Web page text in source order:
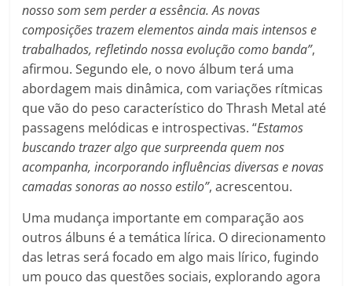
nosso som sem perder a essência. As novas
composições trazem elementos ainda mais intensos e
trabalhados, refletindo nossa evolução como banda”,
afirmou. Segundo ele, o novo álbum terá uma
abordagem mais dinâmica, com variações rítmicas
que vão do peso característico do Thrash Metal até
passagens melódicas e introspectivas. “Estamos
buscando trazer algo que surpreenda quem nos
acompanha, incorporando influências diversas e novas
camadas sonoras ao nosso estilo”, acrescentou.
Uma mudança importante em comparação aos
outros álbuns é a temática lírica. O direcionamento
das letras será focado em algo mais lírico, fugindo
um pouco das questões sociais, explorando agora